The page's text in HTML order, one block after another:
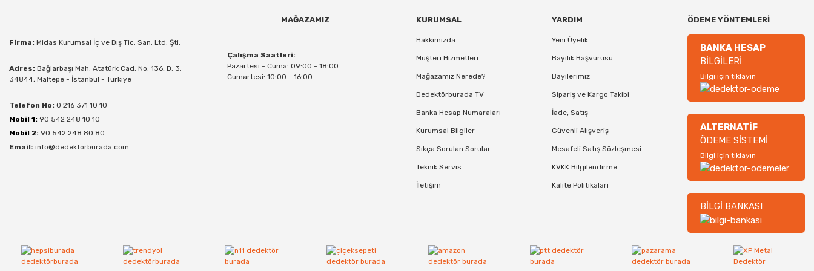
Firma: Midas Kurumsal İç ve Dış Tic. San. Ltd. Şti.
Adres: Bağlarbaşı Mah. Atatürk Cad. No: 136, D: 3.
34844, Maltepe - İstanbul - Türkiye
Telefon No: 0 216 371 10 10
Mobil 1: 90 542 248 10 10
Mobil 2: 90 542 248 80 80
Email: info@dedektorburada.com
MAĞAZAMIZ
Çalışma Saatleri:
Pazartesi - Cuma: 09:00 - 18:00
Cumartesi: 10:00 - 16:00
KURUMSAL
Hakkımızda
Müşteri Hizmetleri
Mağazamız Nerede?
Dedektörburada TV
Banka Hesap Numaraları
Kurumsal Bilgiler
Sıkça Sorulan Sorular
Teknik Servis
İletişim
YARDIM
Yeni Üyelik
Bayilik Başvurusu
Bayilerimiz
Sipariş ve Kargo Takibi
İade, Satış
Güvenli Alışveriş
Mesafeli Satış Sözleşmesi
KVKK Bilgilendirme
Kalite Politikaları
ÖDEME YÖNTEMLERİ
BANKA HESAP
BİLGİLERİ
Bilgi için tıklayın
ALTERNATİF
ÖDEME SİSTEMİ
Bilgi için tıklayın
BİLGİ BANKASI